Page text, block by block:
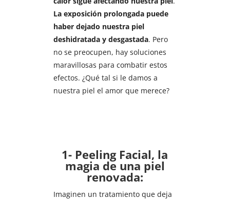
La exposición prolongada puede
haber dejado nuestra piel
deshidratada y desgastada. Pero
no se preocupen, hay soluciones
maravillosas para combatir estos
efectos. ¿Qué tal si le damos a
nuestra piel el amor que merece?
1- Peeling Facial, la
magia de una piel
renovada:
Imaginen un tratamiento que deja